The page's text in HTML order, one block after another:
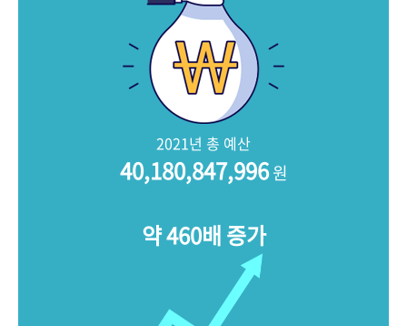
2021년 총 예산
40,180,847,996원
약 460배 증가